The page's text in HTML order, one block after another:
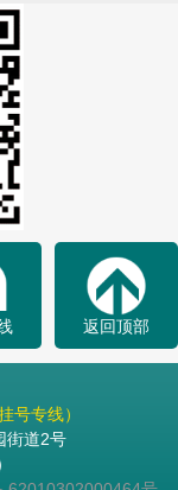
返回顶部
号专线）
街道2号